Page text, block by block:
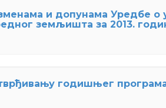
и допунама Уредбе
земљишта за 2013.
годишњег